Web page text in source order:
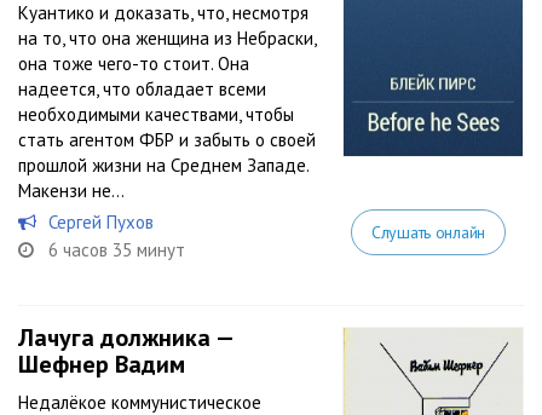
Куантико и доказать, что, несмотря
на то, что она женщина из Небраски,
она тоже чего-то стоит. Она
надеется, что обладает всеми
необходимыми качествами, чтобы
стать агентом ФБР и забыть о своей
прошлой жизни на Среднем Западе.
Макензи не...
Сергей Пухов
6 часов 35 минут
Слушать онлайн
Лачуга должника —
Шефнер Вадим
Недалёкое коммунистическое